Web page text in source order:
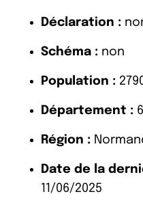
Déclaration :
Schéma : non
Population :
Département :
Région :
Date de la
11/06/2025